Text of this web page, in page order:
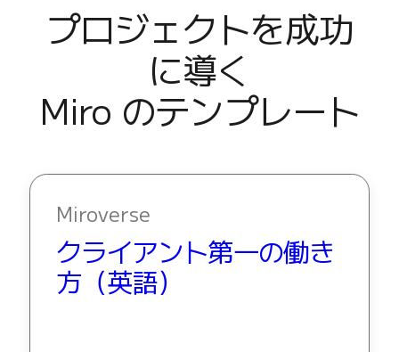
プロジェクトを成功
に導く
Miro のテンプレート
Miroverse
クライアント第一の働き
方（英語）